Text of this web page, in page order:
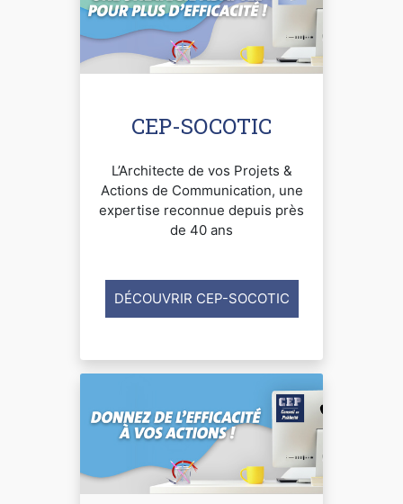
CEP-SOCOTIC
L’Architecte de vos Projets &
Actions de Communication, une
expertise reconnue depuis près
de 40 ans
DÉCOUVRIR CEP-SOCOTIC